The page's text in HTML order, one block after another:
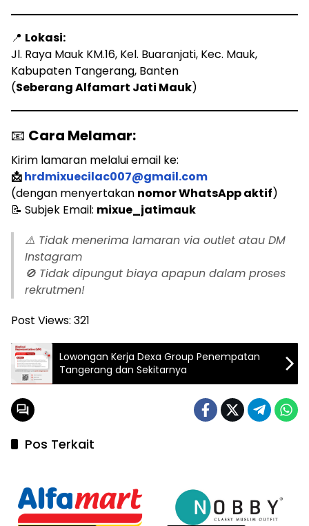
📍 Lokasi:
Jl. Raya Mauk KM.16, Kel. Buaranjati, Kec. Mauk,
Kabupaten Tangerang, Banten
(Seberang Alfamart Jati Mauk)
📧 Cara Melamar:
Kirim lamaran melalui email ke:
📩hrdmixuecilac007@gmail.com
(dengan menyertakan nomor WhatsApp aktif)
📝 Subjek Email: mixue_jatimauk
⚠️ Tidak menerima lamaran via outlet atau DM
Instagram
🚫 Tidak dipungut biaya apapun dalam proses
rekrutmen!
Post Views: 321
Lowongan Kerja Dexa Group Penempatan
Tangerang dan Sekitarnya
Pos Terkait